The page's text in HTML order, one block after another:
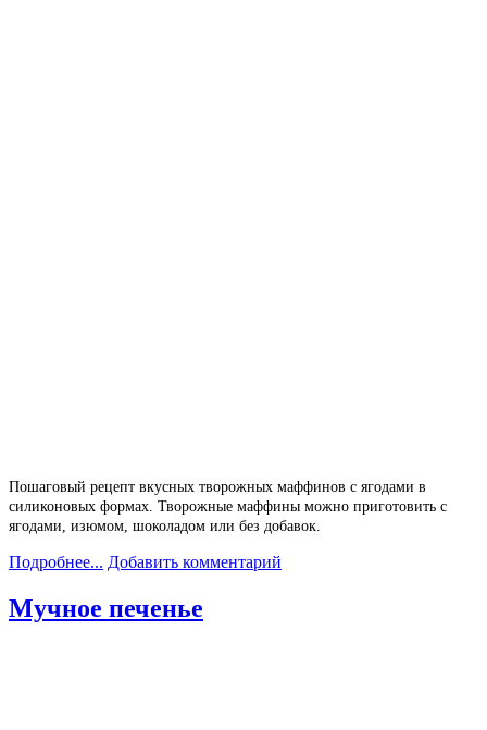
Пошаговый рецепт вкусных творожных маффинов с ягодами в
силиконовых формах. Творожные маффины можно приготовить с
ягодами, изюмом, шоколадом или без добавок.
Подробнее... Добавить комментарий
Мучное печенье